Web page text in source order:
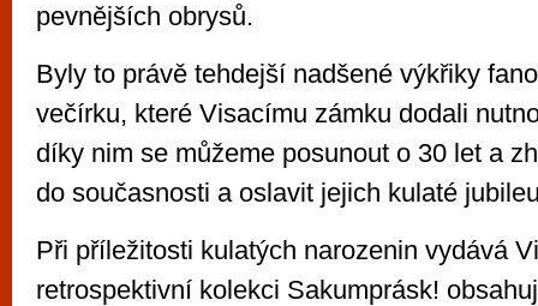
pevnějších obrysů.
Byly to právě tehdejší nadšené výkřiky
večírku, které Visacímu zámku dodali
díky nim se můžeme posunout o 30 let a
do současnosti a oslavit jejich kulaté
Při příležitosti kulatých narozenin vydává
retrospektivní kolekci Sakumprásk!